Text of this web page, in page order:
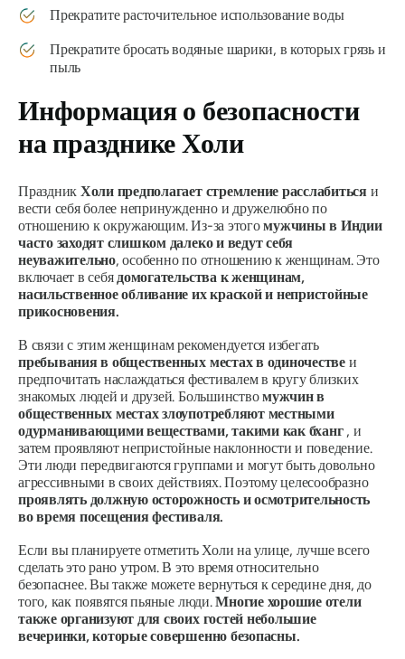
Прекратите расточительное использование воды
Прекратите бросать водяные шарики, в которых грязь и
пыль
Информация о безопасности
на празднике Холи
Праздник Холи предполагает стремление расслабиться и
вести себя более непринужденно и дружелюбно по
отношению к окружающим. Из-за этогомужчины в Индии
часто заходят слишком далеко и ведут себя
неуважительно, особенно по отношению к женщинам. Это
включает в себя домогательства к женщинам,
насильственное обливание их краской и непристойные
прикосновения.
В связи с этим женщинам рекомендуется избегать
пребывания в общественных местах в одиночествеи
предпочитать наслаждаться фестивалем в кругу близких
знакомых людей и друзей. Большинствомужчин в
общественных местах злоупотребляют местными
одурманивающими веществами, такими как бханг, и
затем проявляют непристойные наклонности и поведение.
Эти люди передвигаются группами и могут быть довольно
агрессивными в своих действиях. Поэтому целесообразно
проявлять должную осторожность и осмотрительность
во время посещения фестиваля.
Если вы планируете отметить Холи на улице, лучше всего
сделать это рано утром. В это время относительно
безопаснее. Вы также можете вернуться к середине дня, до
того, как появятся пьяные люди.Многие хорошие отели
также организуют для своих гостей небольшие
вечеринки, которые совершенно безопасны.